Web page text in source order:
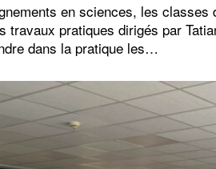
en sciences, les
travaux pratiques dirigés par
dans la pratique les…